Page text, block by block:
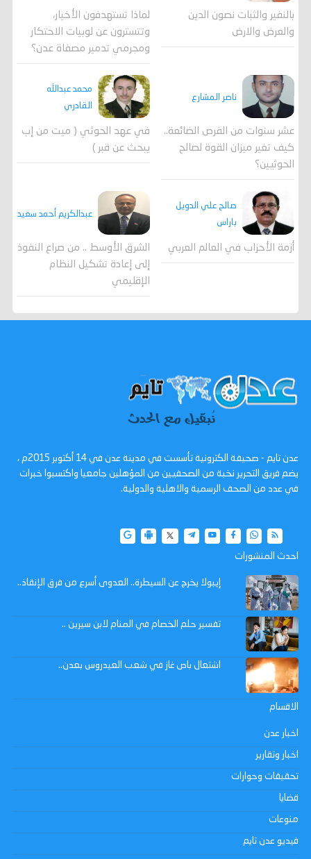
بالنفير والثبات نصون الدين
والعرض والارض
لماذا تستهدفون الأخيار،
وتتسترون عن لوبيات الاحتكار
ومجرمي تدمير مصفاة عدن؟
ناصر المشارع
عشر سنوات من الفرص الضائعة..
كيف تغير ميزان القوة لصالح
الحوثيين؟
محمد عبدالله
القادري
في عهد الحوثي ( ميت من إب
يبحث عن قبر )
صالح علي الدويل
باراس
أزمة الأحزاب في العالم العربي
عبدالكريم أحمد سعيد
الشرق الأوسط .. من صراع النفوذ
إلى إعادة تشكيل النظام
الإقليمي
عدن تايم - صحيفة الكترونية تأسست في مدينة عدن في 14 أكتوبر 2015م ،
يضم فريق التحرير نخبة من الصحفيين من المؤهلين جامعيا واكتسبوا خبرات
في عدد من الصحف الرسمية والاهلية والدولية.
احدث المنشورات
إيبولا يخرج عن السيطرة.. العدوى أسرع من فرق الإنقاذ..
تفسير حلم الخصام في المنام لابن سيرين ..
اشتعال باص غاز في شعب العيدروس بعدن..
الاقسام
اخبار عدن
اخبار وتقارير
تحقيقات وحوارات
قضايا
منوعات
فيديو عدن تايم